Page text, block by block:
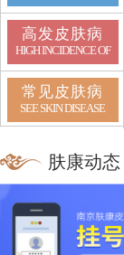
高发皮肤病
HIGH INCIDENCE OF
常见皮肤病
SEE SKIN DISEASE
肤康动态